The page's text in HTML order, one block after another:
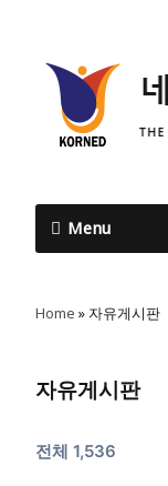
Menu
Home »자유게시판
자유게시판
전체 1,536